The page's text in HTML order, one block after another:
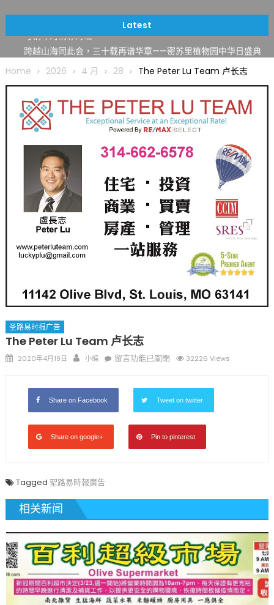
Latest
筝声与琴韵交汇：刘励(Li Statler)与钢琴家Darek演绎一场古筝
跨越山海同此会，三十载再谱华章——密苏里植物园中华日盛典
圣路易龙舟俱乐部5月16日龙舟体验日 邀请各界亲身体验划行乐
三十二载跨越时空的相逢
执掌密苏里植物园近四十年 致力推动全球植物多样性研究与中美
一晃三十年，初夏又相逢。中华日，等你来赴约 —— 密苏里植物
园“中华日三十周年特别报道（五）
筝声与琴韵交汇：刘励(Li Statler)与钢琴家Darek演绎一场古筝
与钢琴的精彩对话
Home 2026 4 月 28 The Peter Lu Team 卢长志
圣路易时报广告
The Peter Lu Team 卢长志
Posted
2020年4月19日 Author
小编
在
Peter
Team
卢
留言功能已關閉 32226 Views
Share on Facebook Tweet on twitter
Share on google+ Pin to pinterest
Tagged 聖路易時報廣告
相关新闻